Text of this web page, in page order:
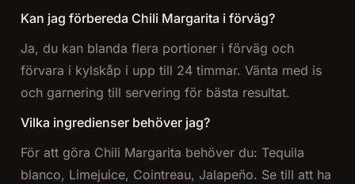
Kan jag förbereda Chili Margarita i förväg?
Ja, du kan blanda flera portioner i förväg och
förvara i kylskåp i upp till 24 timmar. Vänta med is
och garnering till servering för bästa resultat.
Vilka ingredienser behöver jag?
För att göra Chili Margarita behöver du: Tequila
blanco, Limejuice, Cointreau, Jalapeño. Se till att ha